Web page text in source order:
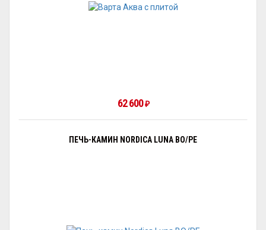
62 600₽
ПЕЧЬ-КАМИН NORDICA LUNA BO/PE